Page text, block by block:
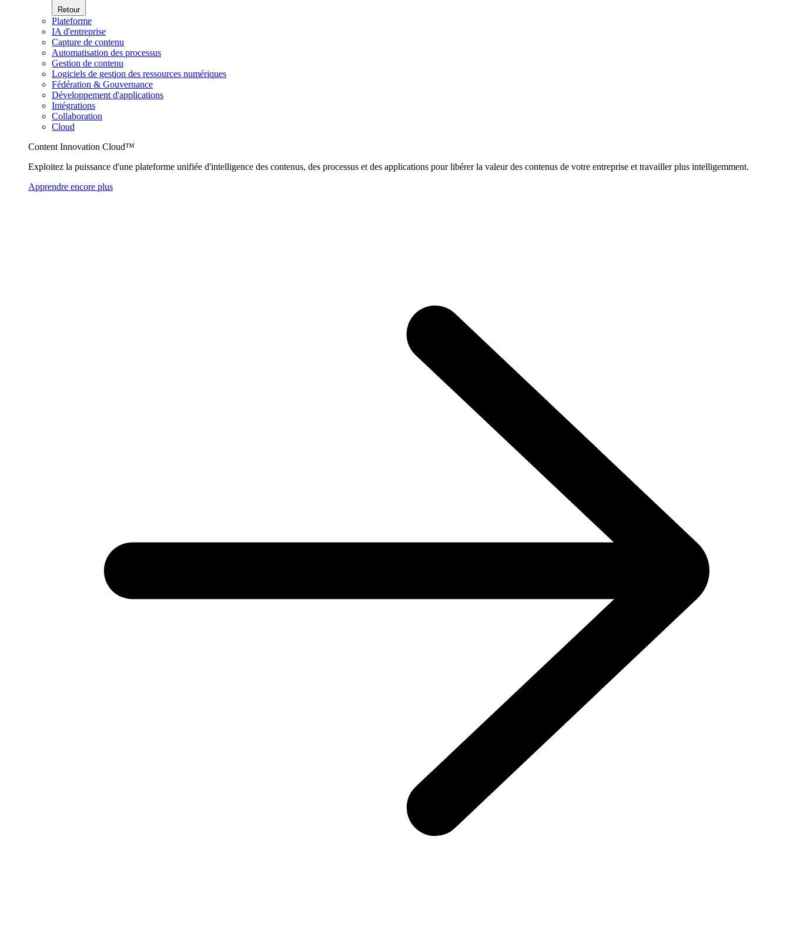
Retour
Plateforme
IA d'entreprise
Capture de contenu
Automatisation des processus
Gestion de contenu
Logiciels de gestion des ressources numériques
Fédération & Gouvernance
Développement d'applications
Intégrations
Collaboration
Cloud
Content Innovation Cloud™
Exploitez la puissance d'une plateforme unifiée d'intelligence des contenus, des processus et des applications pour libérer la valeur des contenus de votre entreprise et travailler plus intelligemment.
Apprendre encore plus